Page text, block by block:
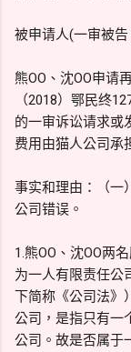
被申请人(一审被
熊OO、沈OO申请
（2018）鄂民终
的一审诉讼请求或
费用由猫人公司承
事实和理由：（一
公司错误。
1.熊OO、沈OO两
为一人有限责任公
下简称《公司法》
公司，是指只有一
公司。故是否属于